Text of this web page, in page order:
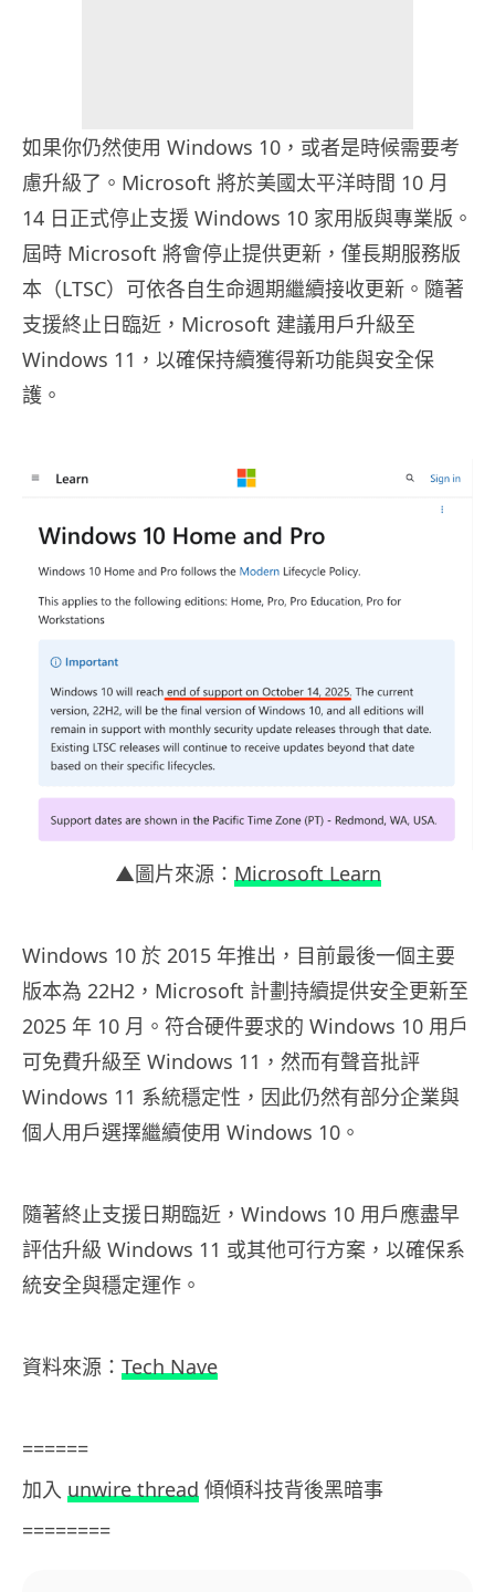
如果你仍然使用 Windows 10，或者是時候需要考
慮升級了。Microsoft 將於美國太平洋時間 10 月
14 日正式停止支援 Windows 10 家用版與專業版。
屆時 Microsoft 將會停止提供更新，僅長期服務版
本（LTSC）可依各自生命週期繼續接收更新。隨著
支援終止日臨近，Microsoft 建議用戶升級至
Windows 11，以確保持續獲得新功能與安全保
護。
▲圖片來源： Microsoft Learn
Windows 10 於 2015 年推出，目前最後一個主要
版本為 22H2，Microsoft 計劃持續提供安全更新至
2025 年 10 月。符合硬件要求的 Windows 10 用戶
可免費升級至 Windows 11，然而有聲音批評
Windows 11 系統穩定性，因此仍然有部分企業與
個人用戶選擇繼續使用 Windows 10。
隨著終止支援日期臨近，Windows 10 用戶應盡早
評估升級 Windows 11 或其他可行方案，以確保系
統安全與穩定運作。
資料來源： Tech Nave
======
加入 unwire thread 傾傾科技背後黑暗事
========